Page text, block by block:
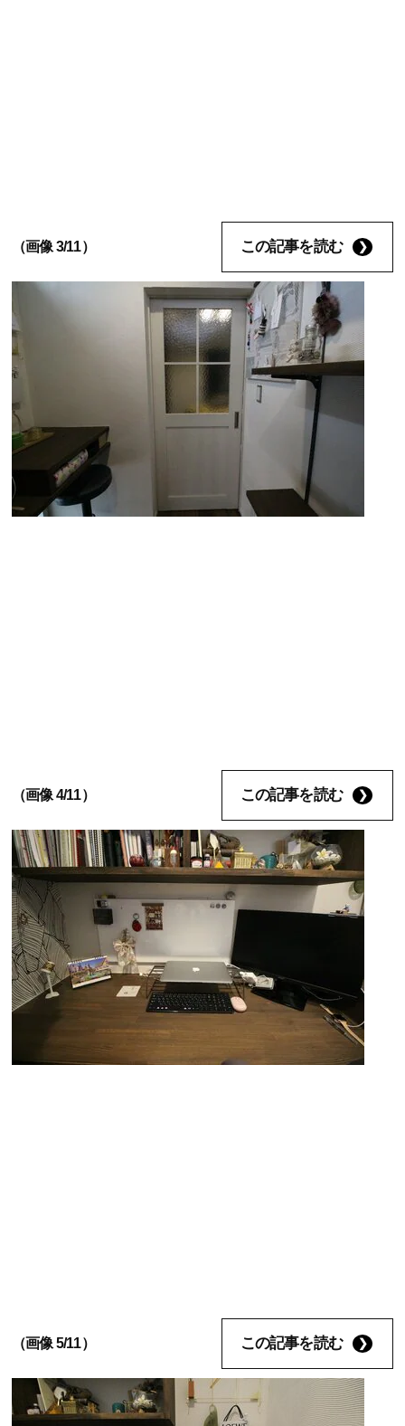
（画像 3/11） この記事を読む
（画像 4/11） この記事を読む
（画像 5/11） この記事を読む